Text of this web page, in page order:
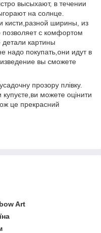
высыхают, в течении
на солнце.
кисти,разной ширины, из
позволяет с комфортом
картины
надо покупать,они идут в
вы сможете
прозору плівку.
можете оцінити
це прекрасний
Art